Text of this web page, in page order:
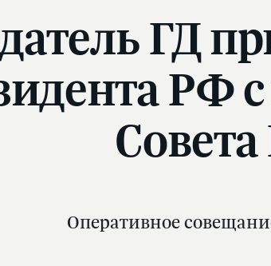
ГД
РФ
Оперативное